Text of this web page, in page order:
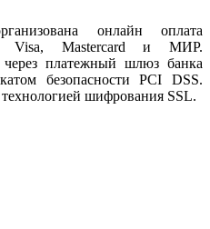
онлайн оплата
Visa, Mastercard и МИР.
через платежный шлюз банка
безопасности PCI DSS.
шифрования SSL.